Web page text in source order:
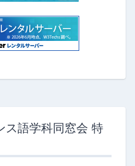
ス語学科同窓会 特